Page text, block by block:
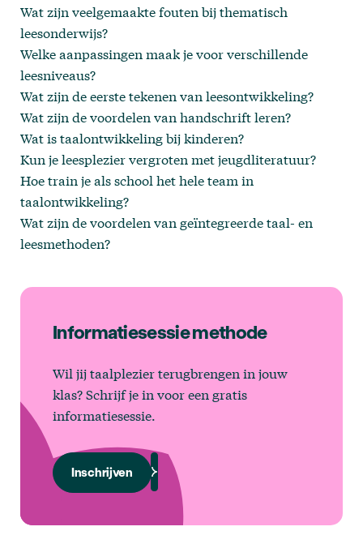
Wat zijn veelgemaakte fouten bij thematisch
leesonderwijs?
Welke aanpassingen maak je voor verschillende
leesniveaus?
Wat zijn de eerste tekenen van leesontwikkeling?
Wat zijn de voordelen van handschrift leren?
Wat is taalontwikkeling bij kinderen?
Kun je leesplezier vergroten met jeugdliteratuur?
Hoe train je als school het hele team in
taalontwikkeling?
Wat zijn de voordelen van geïntegreerde taal- en
leesmethoden?
Informatiesessie methode
Wil jij taalplezier terugbrengen in jouw
klas? Schrijf je in voor een gratis
informatiesessie.
Inschrijven